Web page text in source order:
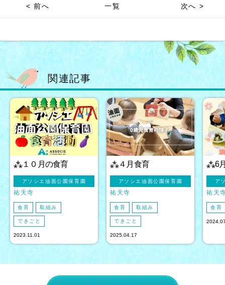
< 前へ 一覧 次へ >
関連記事
⁂１０月の食育
アソシエ油面公園保育園
祐天寺
食育 取組み
できごと
2023.11.01
⁂４月食育
アソシエ油面公園保育園
祐天寺
食育 取組み
できごと
2025.04.17
⁂6
ア
祐天
食育